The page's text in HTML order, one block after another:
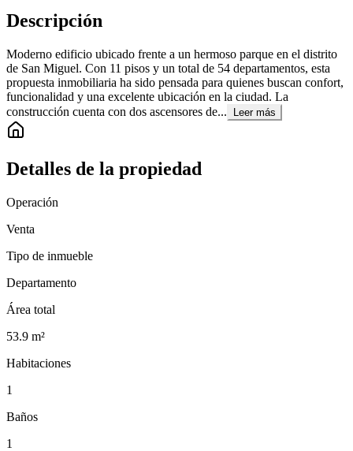
Descripción
Moderno edificio ubicado frente a un hermoso parque en el distrito
de San Miguel. Con 11 pisos y un total de 54 departamentos, esta
propuesta inmobiliaria ha sido pensada para quienes buscan confort,
funcionalidad y una excelente ubicación en la ciudad. La
construcción cuenta con dos ascensores de...
Leer más
Detalles de la propiedad
Operación
Venta
Tipo de inmueble
Departamento
Área total
53.9 m²
Habitaciones
1
Baños
1